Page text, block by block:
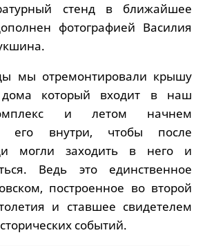
стенд в ближайшее
фотографией Василия
мы отремонтировали крышу
дома который входит в наш
и летом начнем
его внутри, чтобы после
могли заходить в него и
Ведь это единственное
построенное во второй
и ставшее свидетелем
событий.